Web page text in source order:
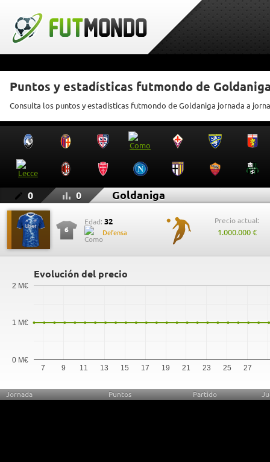
Puntos y estadísticas futmondo de
Consulta los puntos y estadísticas futmondo de Goldaniga jornada a
0 0 Goldaniga
6
Edad: 32
Defensa
Precio actual:
1.000.000 €
Evolución del precio
7 9 11 13 15 17 19 21 23 25 27
0 M€
1 M€
2 M€
Jornada Puntos Partido